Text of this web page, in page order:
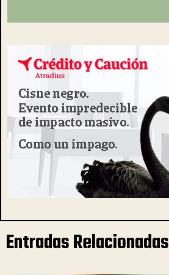
Entradas Relacionadas